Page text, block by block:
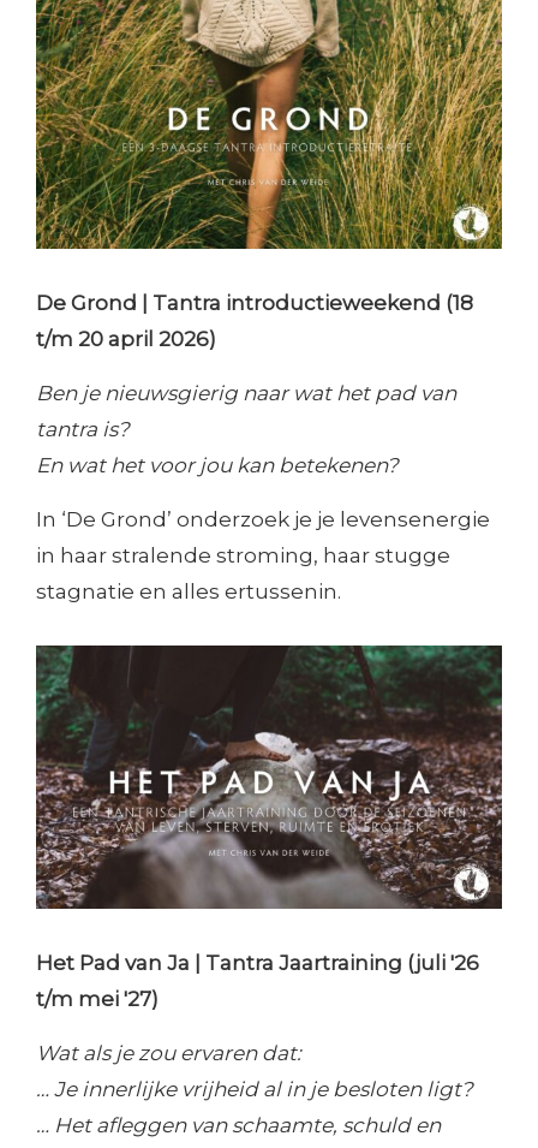
De Grond | Tantra introductieweekend (18
t/m 20 april 2026)
Ben je nieuwsgierig naar wat het pad van
tantra is?
En wat het voor jou kan betekenen?
In ‘De Grond’ onderzoek je je levensenergie
in haar stralende stroming, haar stugge
stagnatie en alles ertussenin.
Het Pad van Ja | Tantra Jaartraining (juli '26
t/m mei '27)
Wat als je zou ervaren dat:
… Je innerlijke vrijheid al in je besloten ligt?
… Het afleggen van schaamte, schuld en